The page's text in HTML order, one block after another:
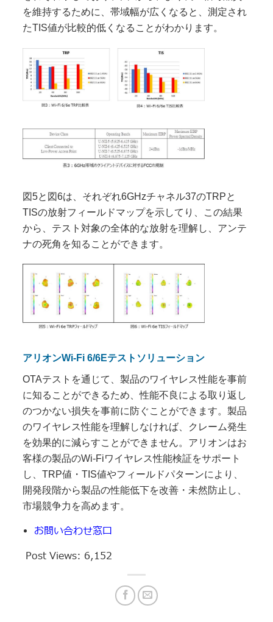
を維持するために、帯域幅が広くなると、測定され
たTIS値が比較的低くなることがわかります。
図5と図6は、それぞれ6GHzチャネル37のTRPと
TISの放射フィールドマップを示してり、この結果
から、テスト対象の全体的な放射を理解し、アンテ
ナの死角を知ることができます。
アリオンWi-Fi 6/6Eテストソリューション
OTAテストを通じて、製品のワイヤレス性能を事前
に知ることができるため、性能不良による取り返し
のつかない損失を事前に防ぐことができます。製品
のワイヤレス性能を理解しなければ、クレーム発生
を効果的に減らすことができません。アリオンはお
客様の製品のWi-Fiワイヤレス性能検証をサポート
し、TRP値・TIS値やフィールドパターンにより、
開発段階から製品の性能低下を改善・未然防止し、
市場競争力を高めます。
お問い合わせ窓口
Post Views: 6,152